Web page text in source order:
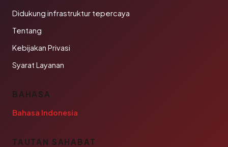
Didukung infrastruktur tepercaya
Tentang
Kebijakan Privasi
Syarat Layanan
BAHASA
Bahasa Indonesia
TAUTAN SAHABAT